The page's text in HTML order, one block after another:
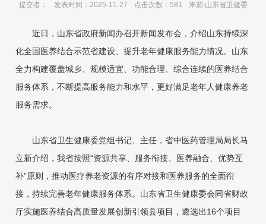
提交者： 发表时间：2025-11-27 点击次数：581 来源:山东省卫健委
近日，山东省政府新闻办召开新闻发布会，介绍山东持续深
化全国医养结合示范省建设、提升老年健康服务能力情况。山东
全力构建覆盖城乡、规模适宜、功能合理、综合连续的医养结合
服务体系，不断提高服务能力和水平，更好满足老年人健康养老
服务需求。
山东省卫生健康委党组书记、主任，省中医药管理局局长马
立新介绍，我省按照“资源共享、服务衔接、医养融合、优势互
补”原则，推动医疗养老资源的有序对接和医养服务的全面衔
接，持续完善老年健康服务体系。山东省卫生健康委会同省财政
厅实施医养结合高质量发展创新引领县项目，遴选出16个项目